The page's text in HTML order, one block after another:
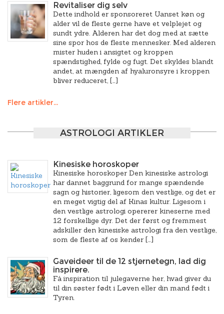
Revitaliser dig selv
Dette indhold er sponsoreret Uanset køn og
alder vil de fleste gerne have et velplejet og
sundt ydre. Alderen har det dog med at sætte
sine spor hos de fleste mennesker. Med alderen
mister huden i ansigtet og kroppen
spændstighed, fylde og fugt. Det skyldes blandt
andet, at mængden af hyaluronsyre i kroppen
bliver reduceret, […]
Flere artikler...
ASTROLOGI ARTIKLER
Kinesiske horoskoper
Kinesiske horoskoper Den kinesiske astrologi
har dannet baggrund for mange spændende
sagn og historier, ligesom den vestlige, og det er
en meget vigtig del af Kinas kultur. Ligesom i
den vestlige astrologi opererer kineserne med
12 forskellige dyr. Det der først og fremmest
adskiller den kinesiske astrologi fra den vestlige,
som de fleste af os kender […]
Gaveideer til de 12 stjernetegn, lad dig
inspirere.
Få inspiration til julegaverne her, hvad giver du
til din søster født i Løven eller din mand født i
Tyren.